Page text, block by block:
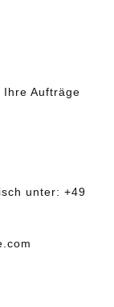
Aufträge
unter: +49